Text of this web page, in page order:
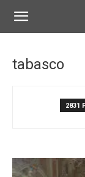
tabasco
2831